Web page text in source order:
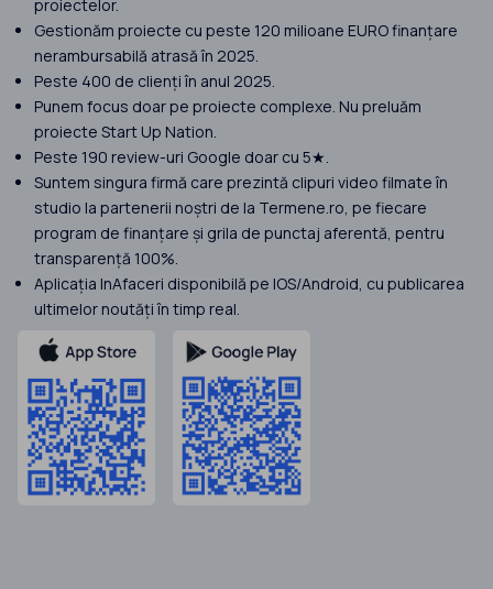
proiectelor.
Gestionăm proiecte cu peste 120 milioane EURO finanțare
nerambursabilă atrasă în 2025.
Peste 400 de clienți în anul 2025.
Punem focus doar pe proiecte complexe. Nu preluăm
proiecte Start Up Nation.
Peste 190 review-uri Google doar cu 5★.
Suntem singura firmă care prezintă clipuri video filmate în
studio la partenerii noștri de la Termene.ro, pe fiecare
program de finanțare și grila de punctaj aferentă, pentru
transparență 100%.
Aplicația InAfaceri disponibilă pe IOS/Android, cu publicarea
ultimelor noutăți în timp real.